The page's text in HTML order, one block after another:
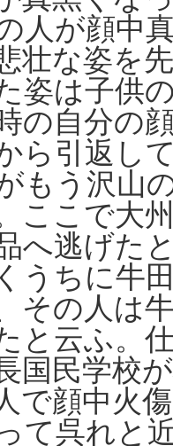
人が顔中
壮な姿を
姿は子供
の自分の
ら引返し
もう沢山
ここで大
へ逃げた
うちに牛
その人は
と云ふ。
国民学校
で顔中火
て呉れと